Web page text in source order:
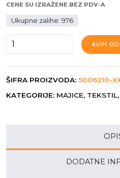
CENE SU IZRAŽENE BEZ PDV-A
Ukupne zalihe: 976
ORGANIC
KUPI
ŠIFRA PROIZVODA: 5006210-
KATEGORIJE: MAJICE, TEKSTIL,
DODATNE